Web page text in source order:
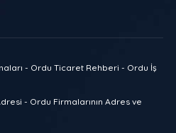
- Ordu Ticaret Rehberi - Ordu İş
- Ordu Firmalarının Adres ve